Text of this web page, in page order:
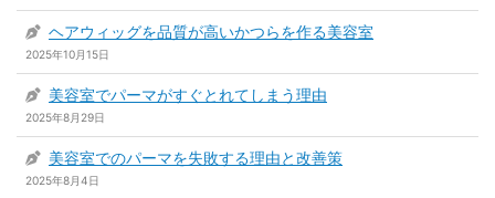
ヘアウィッグを品質が高いかつらを作る美容室
2025年10月15日
美容室でパーマがすぐとれてしまう理由
2025年8月29日
美容室でのパーマを失敗する理由と改善策
2025年8月4日